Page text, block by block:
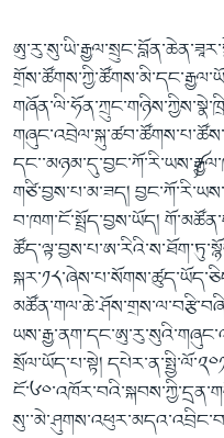
གཙི་བྱས་པ་མ་ཟད།
བ་ཁག་ངོ་སྤྲོད་བྱས་ཡོད།
སྲོལ་ཡོད་པ་སྟེ།